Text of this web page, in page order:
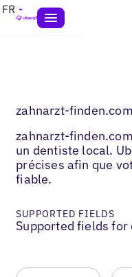
FR
zahnarzt-finden.com
zahnarzt-
un dentiste local.
précises afin que
fiable.
SUPPORTED FIELDS
Supported fields